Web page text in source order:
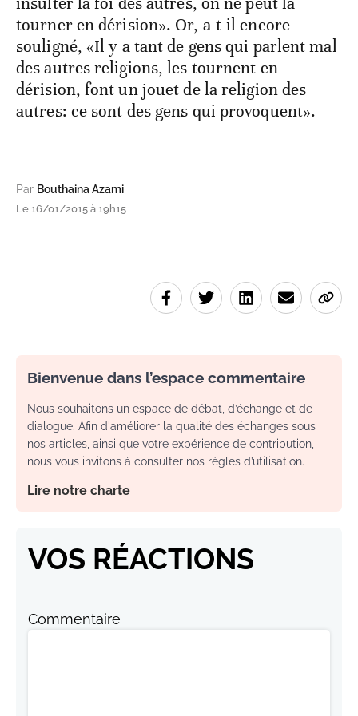
tourner en dérision». Or, a-t-il encore
souligné, «Il y a tant de gens qui parlent mal
des autres religions, les tournent en
dérision, font un jouet de la religion des
autres: ce sont des gens qui provoquent».
Par Bouthaina Azami
Le 16/01/2015 à 19h15
Bienvenue dans l’espace commentaire
Nous souhaitons un espace de débat, d’échange et de
dialogue. Afin d'améliorer la qualité des échanges sous
nos articles, ainsi que votre expérience de contribution,
nous vous invitons à consulter nos règles d’utilisation.
Lire notre charte
VOS RÉACTIONS
Commentaire